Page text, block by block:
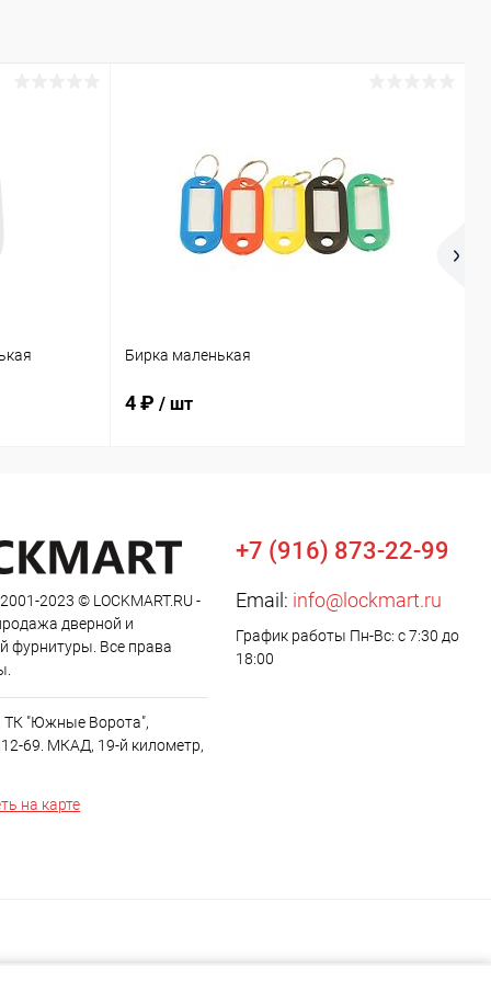
Бирка маленькая
4 ₽ / шт
2023 © LOCKMART.RU -
дверной и
фурнитуры. Все права
ТК "Южные Ворота",
69. МКАД, 19-й километр,
на карте
+7 (916) 873-22-99
Email: info@lockmart.ru
График работы Пн-Вс: с 7:30 до
18:00